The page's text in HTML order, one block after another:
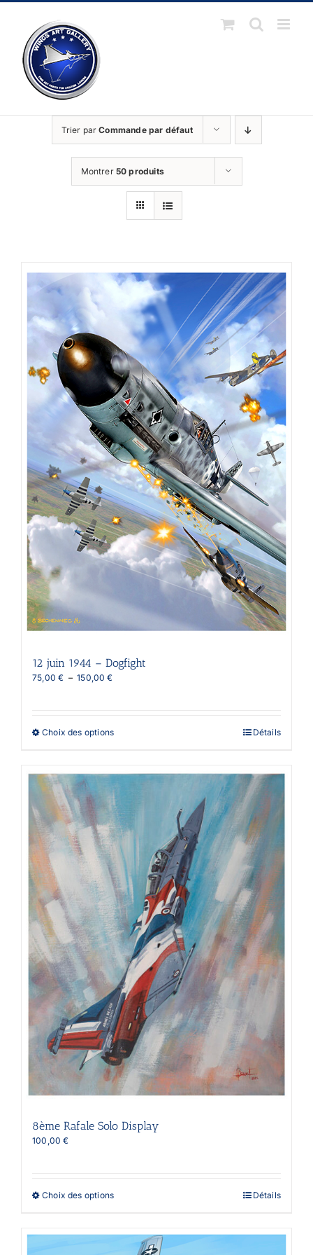
Passer
Trier parCommande par défaut
Montrer 50 produits
12 juin 1944 – Dogfight
75,00€ – 150,00€Plage
Choix des optionsCe
variations.
Les
options
peuvent
être
choisies
sur
page
du
produit
Détails
8ème Rafale Solo Display
100,00€
Choix des optionsCe
plusieurs
variations.
Détails